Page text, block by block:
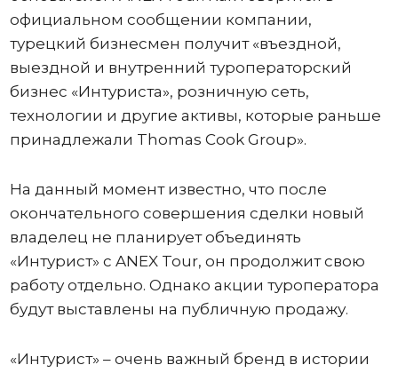
официальном сообщении компании,
турецкий бизнесмен получит «въездной,
выездной и внутренний туроператорский
бизнес «Интуриста», розничную сеть,
технологии и другие активы, которые раньше
принадлежали Thomas Cook Group».
На данный момент известно, что после
окончательного совершения сделки новый
владелец не планирует объединять
«Интурист» с ANEX Tour, он продолжит свою
работу отдельно. Однако акции туроператора
будут выставлены на публичную продажу.
«Интурист» – очень важный бренд в истории